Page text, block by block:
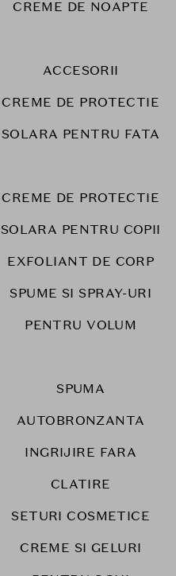
CREME DE NOAPTE
ACCESORII
CREME DE PROTECTIE
SOLARA PENTRU FATA
CREME DE PROTECTIE
SOLARA PENTRU COPII
EXFOLIANT DE CORP
SPUME SI SPRAY-URI
PENTRU VOLUM
SPUMA
AUTOBRONZANTA
INGRIJIRE FARA
CLATIRE
SETURI COSMETICE
CREME SI GELURI